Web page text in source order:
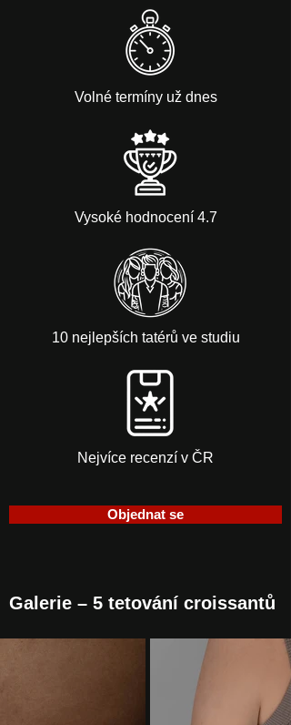
Volné termíny už dnes
Vysoké hodnocení 4.7
10 nejlepších tatérů ve studiu
Nejvíce recenzí v ČR
Objednat se
Galerie – 5 tetování croissantů